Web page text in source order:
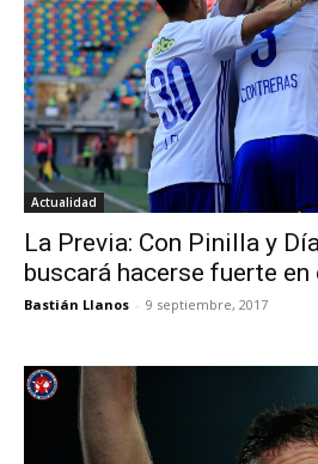
Actualidad
La Previa: Con Pinilla y
buscará hacerse fuerte
Bastián Llanos - 9 septiembre, 2017